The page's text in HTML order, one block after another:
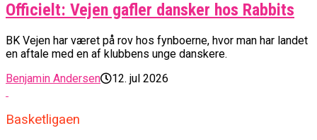
Officielt: Vejen gafler dansker hos Rabbits
BK Vejen har været på rov hos fynboerne, hvor man har landet
en aftale med en af klubbens unge danskere.
Benjamin Andersen
12. jul 2026
Basketligaen